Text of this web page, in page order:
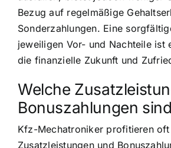
Bezug auf regelmäßige
Sonderzahlungen. Eine
jeweiligen Vor- und Nachteile ist
die finanzielle Zukunft und
Welche
Bonuszahlungen
Kfz-Mechatroniker profitieren
Zusatzleistungen und